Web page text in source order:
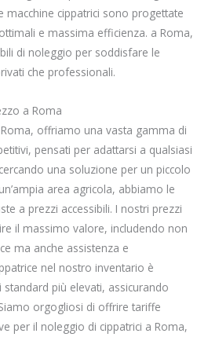
macchine cippatrici sono progettate
e massima efficienza. a Roma,
di noleggio per soddisfare le
che professionali.
a Roma
offriamo una vasta gamma di
pensati per adattarsi a qualsiasi
una soluzione per un piccolo
area agricola, abbiamo le
a prezzi accessibili. I nostri prezzi
il massimo valore, includendo non
ma anche assistenza e
nel nostro inventario è
più elevati, assicurando
orgogliosi di offrire tariffe
per il noleggio di cippatrici a Roma,